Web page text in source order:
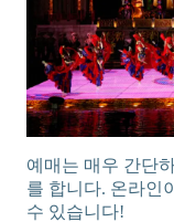
예매는 매우 간단
를 합니다. 온라인
수 있습니다!